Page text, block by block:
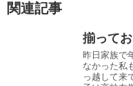
関連記事
揃って
昨日家族で
なかった私
っ越して来